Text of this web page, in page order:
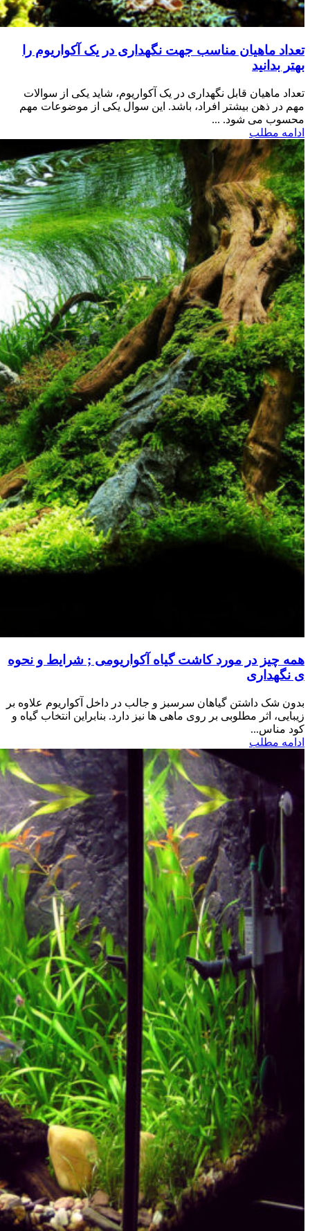
تعداد ماهیان مناسب جهت نگهداری در یک آکواریوم را
بهتر بدانید
تعداد ماهیان قابل نگهداری در یک آکواریوم، شاید یکی از سوالات
مهم در ذهن بیشتر افراد، باشد. این سوال یکی از موضوعات مهم
محسوب می شود. ...
ادامه مطلب
همه چیز در مورد کاشت گیاه آکواریومی ; شرایط و نحوه
ی نگهداری
بدون شک داشتن گیاهان سرسبز و جالب در داخل آکواریوم علاوه بر
زیبایی، اثر مطلوبی بر روی ماهی ها نیز دارد. بنابراین انتخاب گیاه و
کود مناس...
ادامه مطلب